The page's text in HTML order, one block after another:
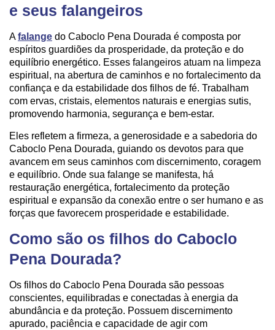
e seus falangeiros
Afalange do Caboclo Pena Dourada é composta por
espíritos guardiões da prosperidade, da proteção e do
equilíbrio energético. Esses falangeiros atuam na limpeza
espiritual, na abertura de caminhos e no fortalecimento da
confiança e da estabilidade dos filhos de fé. Trabalham
com ervas, cristais, elementos naturais e energias sutis,
promovendo harmonia, segurança e bem-estar.
Eles refletem a firmeza, a generosidade e a sabedoria do
Caboclo Pena Dourada, guiando os devotos para que
avancem em seus caminhos com discernimento, coragem
e equilíbrio. Onde sua falange se manifesta, há
restauração energética, fortalecimento da proteção
espiritual e expansão da conexão entre o ser humano e as
forças que favorecem prosperidade e estabilidade.
Como são os filhos do Caboclo
Pena Dourada?
Os filhos do Caboclo Pena Dourada são pessoas
conscientes, equilibradas e conectadas à energia da
abundância e da proteção. Possuem discernimento
apurado, paciência e capacidade de agir com